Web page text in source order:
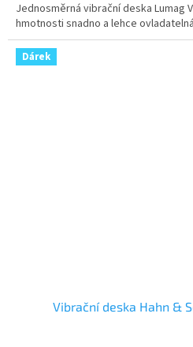
Jednosměrná vibrační deska Lumag
hmotnosti snadno a lehce
Dárek
Vibrační deska Hahn &